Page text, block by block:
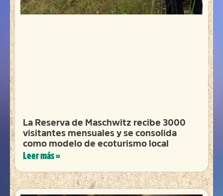
La Reserva de Maschwitz recibe 3000
visitantes mensuales y se consolida
como modelo de ecoturismo local
Leer más »